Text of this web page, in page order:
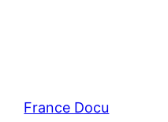
France Docu